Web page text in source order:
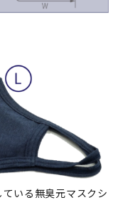
いる無臭元マスクシ